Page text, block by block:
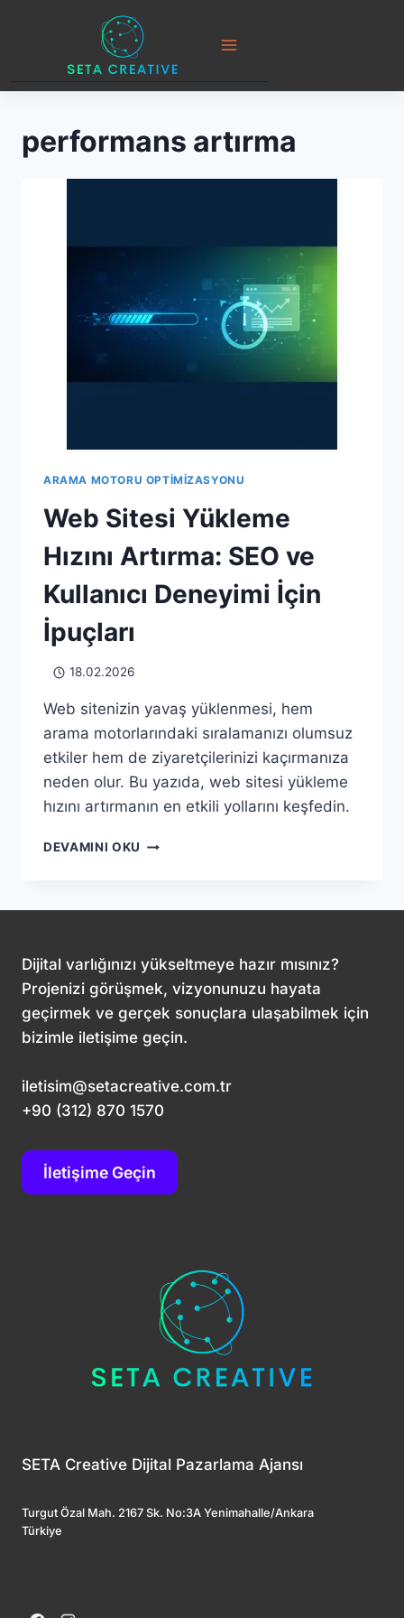
performans artırma
ARAMA MOTORU OPTIMIZASYONU
Web Sitesi Yükleme
Hızını Artırma: SEO ve
Kullanıcı Deneyimi İçin
İpuçları
18.02.2026
Web sitenizin yavaş yüklenmesi, hem
arama motorlarındaki sıralamanızı olumsuz
etkiler hem de ziyaretçilerinizi kaçırmanıza
neden olur. Bu yazıda, web sitesi yükleme
hızını artırmanın en etkili yollarını keşfedin.
DEVAMINI OKU WEB
VE
KULLANICI
DENEYIMI
İÇIN
İPUÇLARI
Dijital varlığınızı yükseltmeye hazır mısınız?
Projenizi görüşmek, vizyonunuzu hayata
geçirmek ve gerçek sonuçlara ulaşabilmek için
bizimle iletişime geçin.
iletisim@setacreative.com.tr
+90 (312) 870 1570
İletişime Geçin
SETA Creative Dijital Pazarlama Ajansı
Turgut Özal Mah. 2167 Sk. No:3A Yenimahalle/Ankara
Türkiye